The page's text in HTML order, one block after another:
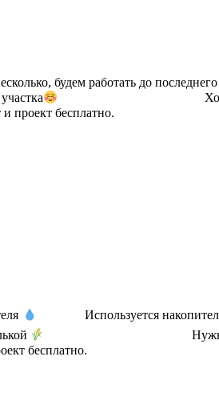
будем работать до последнего
⠀⠀ ⠀⠀⠀⠀ ⠀⠀ ⠀⠀ ⠀⠀ ⠀
и проект бесплатно. ⠀⠀ ⠀⠀⠀⠀ ⠀⠀
⠀⠀ ⠀⠀ Используется
⠀⠀⠀⠀ ⠀⠀ ⠀⠀ ⠀ ⠀⠀ ⠀⠀ Нужна
бесплатно. ⠀⠀ ⠀⠀ ⠀⠀ ⠀⠀ ⠀⠀